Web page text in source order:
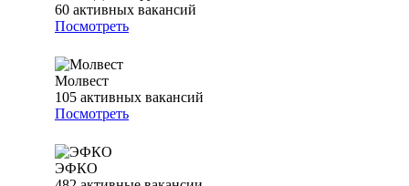
60 активных вакансий
Посмотреть
Молвест
105 активных вакансий
Посмотреть
ЭФКО